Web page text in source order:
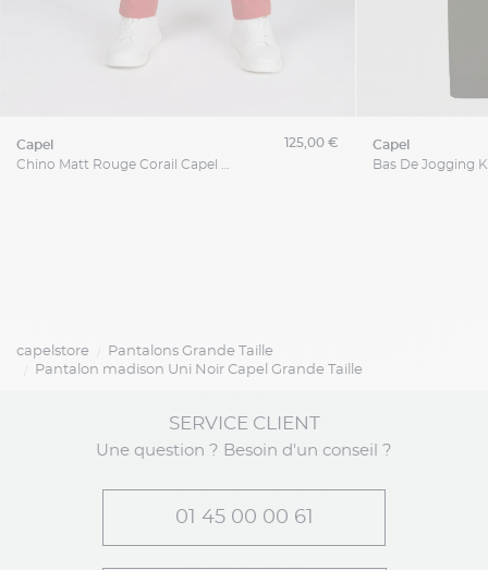
capel
Chino Matt Rouge Corail Capel Grande Taille
125,00 € capel
capelstore
Pantalons Grande Taille
Pantalon madison Uni Noir Capel Grande Taille
SERVICE CLIENT
Une question ? Besoin d'un conseil ?
01 45 00 00 61